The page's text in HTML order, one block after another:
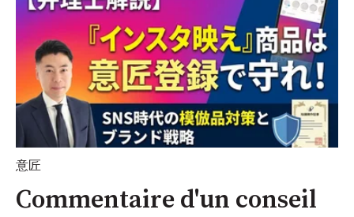
意匠
Commentaire d'un conseil